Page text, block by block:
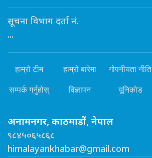
सूचना विभाग दर्ता नं.
...
हाम्रो टीम हाम्रो बारेमा गोपनीयता नीति
सम्पर्क गर्नुहोस् विज्ञापन यूनिकोड
अनामनगर, काठमाडौं, नेपाल
९८४५०६५८६८
himalayankhabar@gmail.com